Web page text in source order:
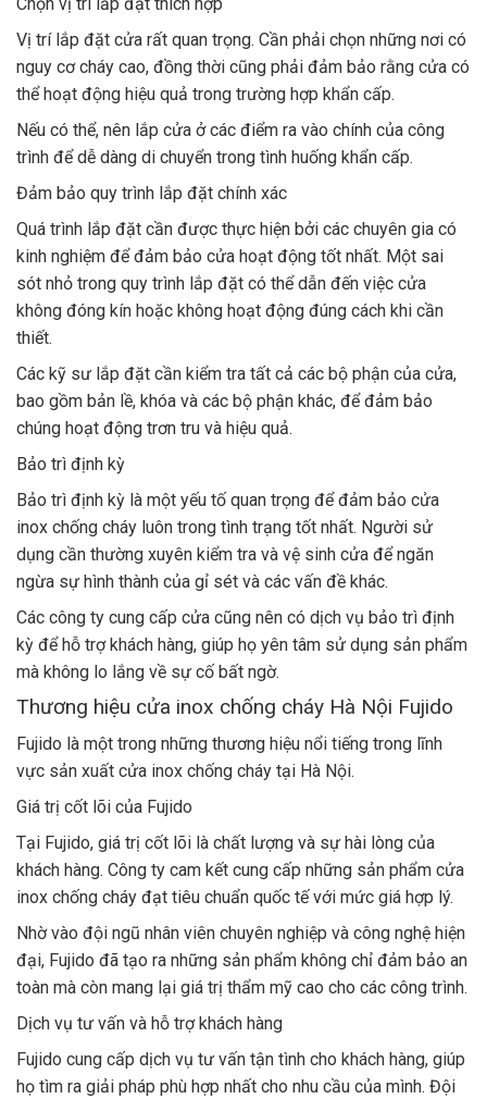
Vị trí lắp đặt cửa rất quan trọng. Cần phải chọn những nơi có
nguy cơ cháy cao, đồng thời cũng phải đảm bảo rằng cửa có
thể hoạt động hiệu quả trong trường hợp khẩn cấp.
Nếu có thể, nên lắp cửa ở các điểm ra vào chính của công
trình để dễ dàng di chuyển trong tình huống khẩn cấp.
Đảm bảo quy trình lắp đặt chính xác
Quá trình lắp đặt cần được thực hiện bởi các chuyên gia có
kinh nghiệm để đảm bảo cửa hoạt động tốt nhất. Một sai
sót nhỏ trong quy trình lắp đặt có thể dẫn đến việc cửa
không đóng kín hoặc không hoạt động đúng cách khi cần
thiết.
Các kỹ sư lắp đặt cần kiểm tra tất cả các bộ phận của cửa,
bao gồm bản lề, khóa và các bộ phận khác, để đảm bảo
chúng hoạt động trơn tru và hiệu quả.
Bảo trì định kỳ
Bảo trì định kỳ là một yếu tố quan trọng để đảm bảo cửa
inox chống cháy luôn trong tình trạng tốt nhất. Người sử
dụng cần thường xuyên kiểm tra và vệ sinh cửa để ngăn
ngừa sự hình thành của gỉ sét và các vấn đề khác.
Các công ty cung cấp cửa cũng nên có dịch vụ bảo trì định
kỳ để hỗ trợ khách hàng, giúp họ yên tâm sử dụng sản phẩm
mà không lo lắng về sự cố bất ngờ.
Thương hiệu cửa inox chống cháy Hà Nội Fujido
Fujido là một trong những thương hiệu nổi tiếng trong lĩnh
vực sản xuất cửa inox chống cháy tại Hà Nội.
Giá trị cốt lõi của Fujido
Tại Fujido, giá trị cốt lõi là chất lượng và sự hài lòng của
khách hàng. Công ty cam kết cung cấp những sản phẩm cửa
inox chống cháy đạt tiêu chuẩn quốc tế với mức giá hợp lý.
Nhờ vào đội ngũ nhân viên chuyên nghiệp và công nghệ hiện
đại, Fujido đã tạo ra những sản phẩm không chỉ đảm bảo an
toàn mà còn mang lại giá trị thẩm mỹ cao cho các công trình.
Dịch vụ tư vấn và hỗ trợ khách hàng
Fujido cung cấp dịch vụ tư vấn tận tình cho khách hàng, giúp
họ tìm ra giải pháp phù hợp nhất cho nhu cầu của mình. Đội